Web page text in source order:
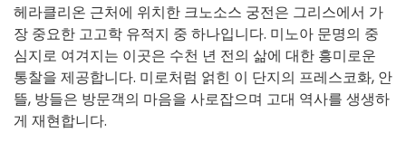
헤라클리온 근처에 위치한 크노소스 궁전은 그리스에서 가
장 중요한 고고학 유적지 중 하나입니다. 미노아 문명의 중
심지로 여겨지는 이곳은 수천 년 전의 삶에 대한 흥미로운
통찰을 제공합니다. 미로처럼 얽힌 이 단지의 프레스코화, 안
뜰, 방들은 방문객의 마음을 사로잡으며 고대 역사를 생생하
게 재현합니다.